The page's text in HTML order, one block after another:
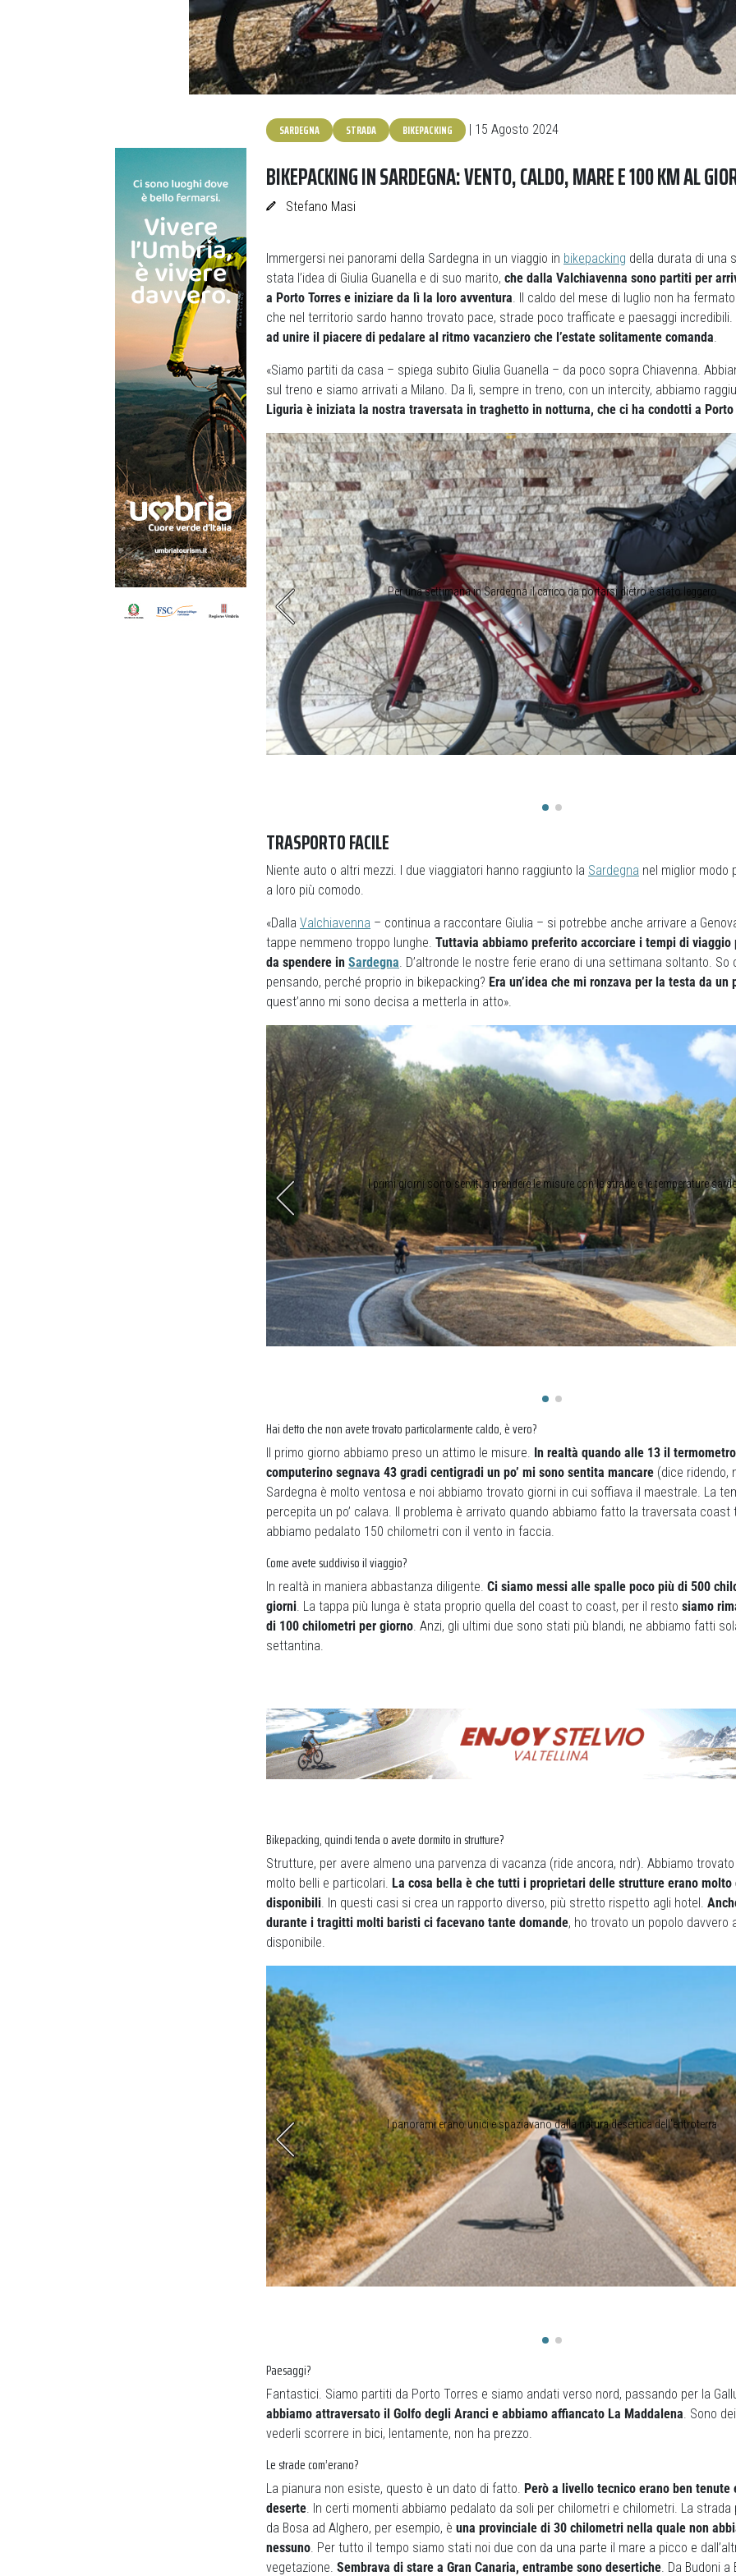
SARDEGNA STRADA BIKEPACKING | 15 Agosto 2024
BIKEPACKING IN SARDEGNA: VENTO, CALDO, MARE E 100 KM AL
Stefano Masi
Immergersi nei panorami della Sardegna in un viaggio in bikepacking della durata di una
stata l’idea di Giulia Guanella e di suo marito, che dalla Valchiavenna sono partiti per
a Porto Torres e iniziare da lì la loro avventura. Il caldo del mese di luglio non ha
che nel territorio sardo hanno trovato pace, strade poco trafficate e paesaggi incredibili.
ad unire il piacere di pedalare al ritmo vacanziero che l’estate solitamente comanda.
«Siamo partiti da casa – spiega subito Giulia Guanella – da poco sopra Chiavenna.
sul treno e siamo arrivati a Milano. Da lì, sempre in treno, con un intercity, abbiamo
Liguria è iniziata la nostra traversata in traghetto in notturna, che ci ha condotti a Porto
fatta in traghetto: raccomandatissimo Per una settimana in Sardegna il carico da portarsi dietro è stato leggero
TRASPORTO FACILE
Niente auto o altri mezzi. I due viaggiatori hanno raggiunto la Sardegna nel miglior modo
a loro più comodo.
«Dalla Valchiavenna – continua a raccontare Giulia – si potrebbe anche arrivare a
tappe nemmeno troppo lunghe. Tuttavia abbiamo preferito accorciare i tempi di viaggio
da spendere in Sardegna. D’altronde le nostre ferie erano di una settimana soltanto. So
pensando, perché proprio in bikepacking? Era un’idea che mi ronzava per la testa da un
quest’anno mi sono decisa a metterla in atto».
I primi giorni sono serviti a prendere le misure con le strade e le temperature sarde
Hai detto che non avete trovato particolarmente caldo, è vero?
Il primo giorno abbiamo preso un attimo le misure. In realtà quando alle 13 il
computerino segnava 43 gradi centigradi un po’ mi sono sentita mancare (dice ridendo,
Sardegna è molto ventosa e noi abbiamo trovato giorni in cui soffiava il maestrale. La
percepita un po’ calava. Il problema è arrivato quando abbiamo fatto la traversata coast
abbiamo pedalato 150 chilometri con il vento in faccia.
Come avete suddiviso il viaggio?
In realtà in maniera abbastanza diligente. Ci siamo messi alle spalle poco più di 500
giorni. La tappa più lunga è stata proprio quella del coast to coast, per il resto siamo
di 100 chilometri per giorno. Anzi, gli ultimi due sono stati più blandi, ne abbiamo fatti
settantina.
Bikepacking, quindi tenda o avete dormito in strutture?
Strutture, per avere almeno una parvenza di vacanza (ride ancora, ndr). Abbiamo
molto belli e particolari. La cosa bella è che tutti i proprietari delle strutture erano
disponibili. In questi casi si crea un rapporto diverso, più stretto rispetto agli hotel.
durante i tragitti molti baristi ci facevano tante domande, ho trovato un popolo davvero
disponibile.
I panorami erano unici e spaziavano dalla natura desertica dell’entroterra
Paesaggi?
Fantastici. Siamo partiti da Porto Torres e siamo andati verso nord, passando per la
abbiamo attraversato il Golfo degli Aranci e abbiamo affiancato La Maddalena. Sono
vederli scorrere in bici, lentamente, non ha prezzo.
Le strade com’erano?
La pianura non esiste, questo è un dato di fatto. Però a livello tecnico erano ben tenute
deserte. In certi momenti abbiamo pedalato da soli per chilometri e chilometri. La strada
da Bosa ad Alghero, per esempio, è una provinciale di 30 chilometri nella quale non
nessuno. Per tutto il tempo siamo stati noi due con da una parte il mare a picco e
vegetazione. Sembrava di stare a Gran Canaria, entrambe sono desertiche. Da Budoni